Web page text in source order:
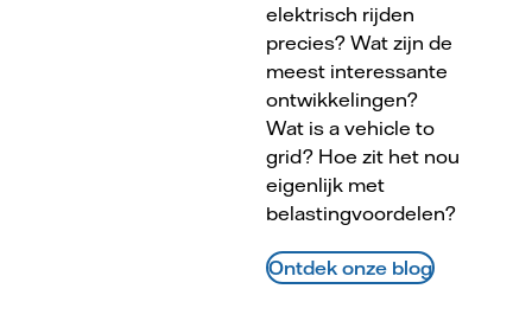
elektrisch rijden
precies? Wat zijn de
meest interessante
ontwikkelingen?
Wat is a vehicle to
grid? Hoe zit het nou
eigenlijk met
belastingvoordelen?
Ontdek onze blog